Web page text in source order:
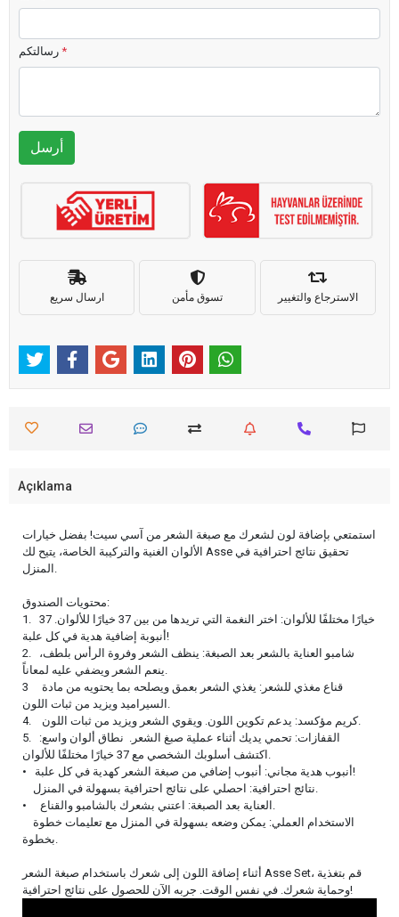
*
أرسل
ارسال سريع تسوق مأمن الاسترجاع والتغيير
Açıklama
استمتعي بإضافة لون لشعرك مع صبغة الشعر من آسي سيت! بفضل خيارات
الألوان الغنية والتركيبة الخاصة، يتيح لك Asse تحقيق نتائج احترافية في
المنزل.
محتويات الصندوق:
1. 37 خيارًا مختلفًا للألوان: اختر النغمة التي تريدها من بين 37 خيارًا للألوان.
أنبوبة إضافية هدية في كل علبة!
2. شامبو العناية بالشعر بعد الصبغة: ينظف الشعر وفروة الرأس بلطف،
ينعم الشعر ويضفي عليه لمعاناً.
3 قناع مغذي للشعر: يغذي الشعر بعمق ويصلحه بما يحتويه من مادة
السيراميد ويزيد من ثبات اللون.
4. كريم مؤكسد: يدعم تكوين اللون. ويقوي الشعر ويزيد من ثبات اللون.
5. القفازات: تحمي يديك أثناء عملية صبغ الشعر. نطاق ألوان واسع:
اكتشف أسلوبك الشخصي مع 37 خيارًا مختلفًا للألوان.
• أنبوب هدية مجاني: أنبوب إضافي من صبغة الشعر كهدية في كل علبة!
نتائج احترافية: احصلي على نتائج احترافية بسهولة في المنزل.
• العناية بعد الصبغة: اعتني بشعرك بالشامبو والقناع.
بخطوة.
أثناء إضافة اللون إلى شعرك باستخدام صبغة الشعر Asse Set، قم بتغذية
وحماية شعرك. في نفس الوقت. جربه الآن للحصول على نتائج احترافية!